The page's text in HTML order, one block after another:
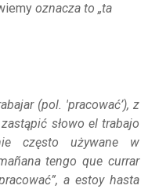
oznacza to „ta
(pol. 'pracować’), z
słowo el trabajo
często używane w
tengo que currar
aestoy hasta